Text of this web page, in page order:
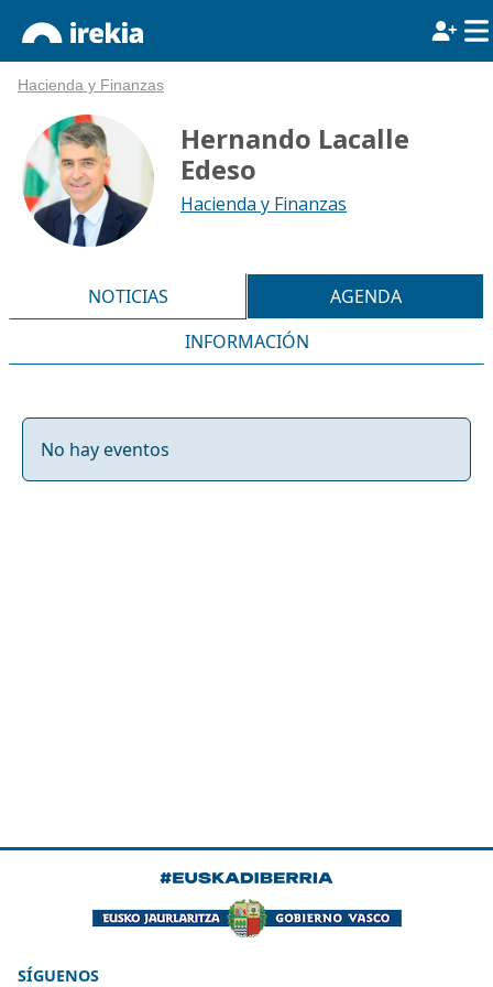
Hacienda y Finanzas
Hernando Lacalle
Edeso
Hacienda y Finanzas
NOTICIAS
AGENDA
INFORMACIÓN
No hay eventos
SÍGUENOS